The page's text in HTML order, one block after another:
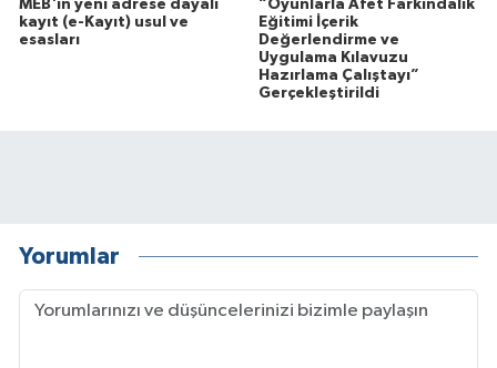
MEB'in yeni adrese dayalı
kayıt (e-Kayıt) usul ve
esasları
“Oyunlarla Afet Farkındalık
Eğitimi İçerik
Değerlendirme ve
Uygulama Kılavuzu
Hazırlama Çalıştayı”
Gerçekleştirildi
Yorumlar